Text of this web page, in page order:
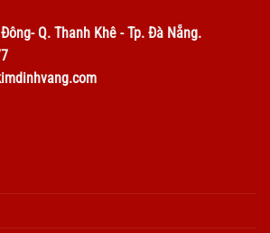
Q. Thanh Khê - Tp. Đà Nẵng.